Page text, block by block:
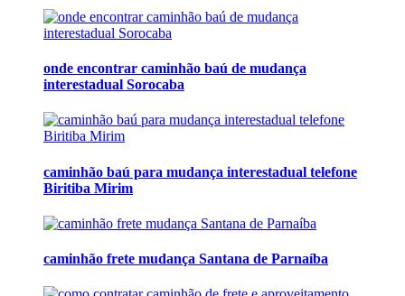
onde encontrar caminhão baú de mudança
interestadual Sorocaba
caminhão baú para mudança interestadual telefone
Biritiba Mirim
caminhão frete mudança Santana de Parnaíba